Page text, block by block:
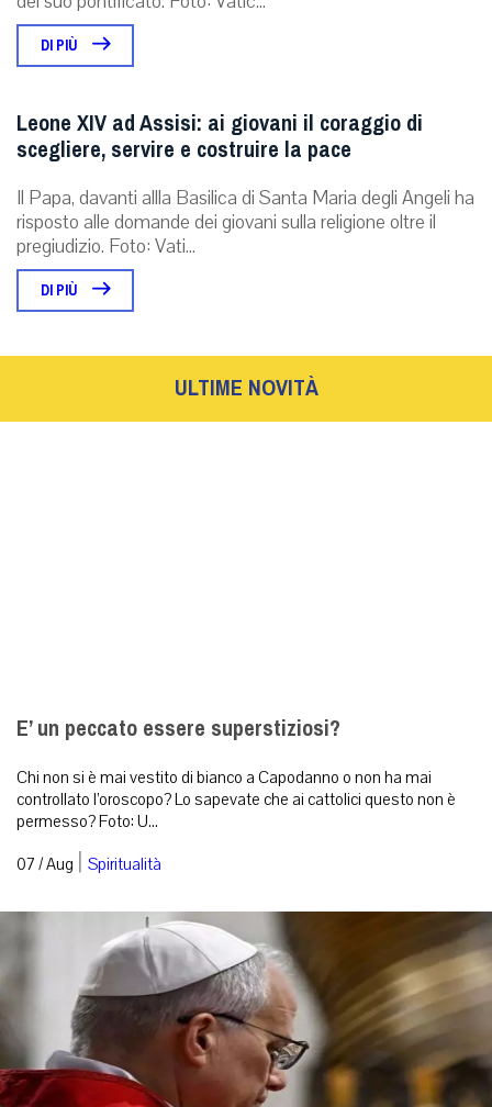
DI PIÙ
Leone XIV ad Assisi: ai giovani il coraggio di
scegliere, servire e costruire la pace
Il Papa, davanti allla Basilica di Santa Maria degli Angeli ha
risposto alle domande dei giovani sulla religione oltre il
pregiudizio. Foto: Vati...
DI PIÙ
ULTIME NOVITÀ
E’ un peccato essere superstiziosi?
Chi non si è mai vestito di bianco a Capodanno o non ha mai
controllato l’oroscopo? Lo sapevate che ai cattolici questo non è
permesso? Foto: U...
07 / Aug | Spiritualità